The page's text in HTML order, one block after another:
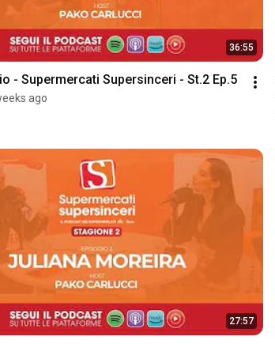
36:55
- Supermercati Supersinceri - St.2 Ep.5
ago
27:57